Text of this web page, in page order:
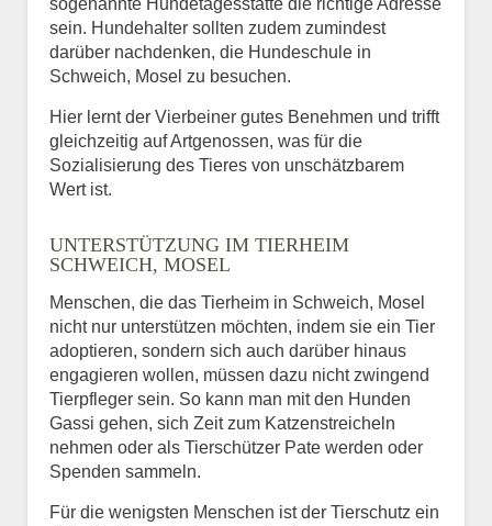
sein. Hundehalter sollten zudem zumindest
darüber nachdenken, die Hundeschule in
Schweich, Mosel zu besuchen.
Hier lernt der Vierbeiner gutes Benehmen und trifft
gleichzeitig auf Artgenossen, was für die
Sozialisierung des Tieres von unschätzbarem
Wert ist.
UNTERSTÜTZUNG IM TIERHEIM
SCHWEICH, MOSEL
Menschen, die das Tierheim in Schweich, Mosel
nicht nur unterstützen möchten, indem sie ein Tier
adoptieren, sondern sich auch darüber hinaus
engagieren wollen, müssen dazu nicht zwingend
Tierpfleger sein. So kann man mit den Hunden
Gassi gehen, sich Zeit zum Katzenstreicheln
nehmen oder als Tierschützer Pate werden oder
Spenden sammeln.
Für die wenigsten Menschen ist der Tierschutz ein